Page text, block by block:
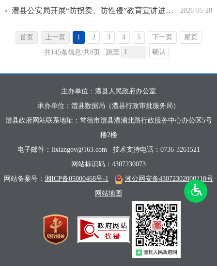
2026-05-28
澧县公安局开展“防拐卖、防性侵”教育宣讲进校园活动
首页 上一页 1 2 3 4 5 下一页 尾页
共145条信息/共8页 跳至 确认
主办单位：澧县人民政府办公室
承办单位：澧县数据局（澧县行政审批服务局）
澧县政府网站联系地址：常德市澧县澧浦北路行政服务中心办公区5号
楼2楼
电子邮件：lixiangov@163.com
技术支持电话：0736-3261521
网站标识码：4307230073
网站备案号： 湘ICP备05000468号-1
湘公网安备43072302000210号
网站地图